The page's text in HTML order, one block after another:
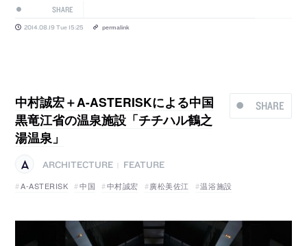
SHARE
2014.08.19 Tue 15:25 permalink
SHARE
中村誠宏＋A-ASTERISKによる中国
黒竜江省の温泉施設「チチハル鶴之
湯温泉」
ARCHITECTURE
FEATURE
A-ASTERISK
中国 中村誠宏 廣松美佐江 温浴施設